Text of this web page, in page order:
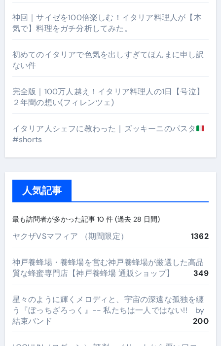
神回｜サイゼを100倍楽しむ！イタリア料理人が【本
気で】料理をガチ分析してみた。
初めてのイタリアで色気を出しすぎてほんまに申し訳
ない件
完全版｜100万人越え！イタリア料理人の1日【号泣】
２年間の想い(フィレンツェ)
イタリア人シェフに教わった｜ズッキーニのパスタ
#shorts
人気記事
最も訪問者が多かった記事 10 件 (過去 28 日間)
ヤクザVSマフィア （期間限定） 1362
神戸養蜂場・養蜂場を営む神戸養蜂場が厳選した高品
質な蜂蜜専門店【神戸養蜂場 通販ショップ】
349
星々のように輝くメロディと、宇宙の深遠な孤独を纏
う『ぼっちざろっく』-- 私たちは一人ではない!! by
結束バンド
200